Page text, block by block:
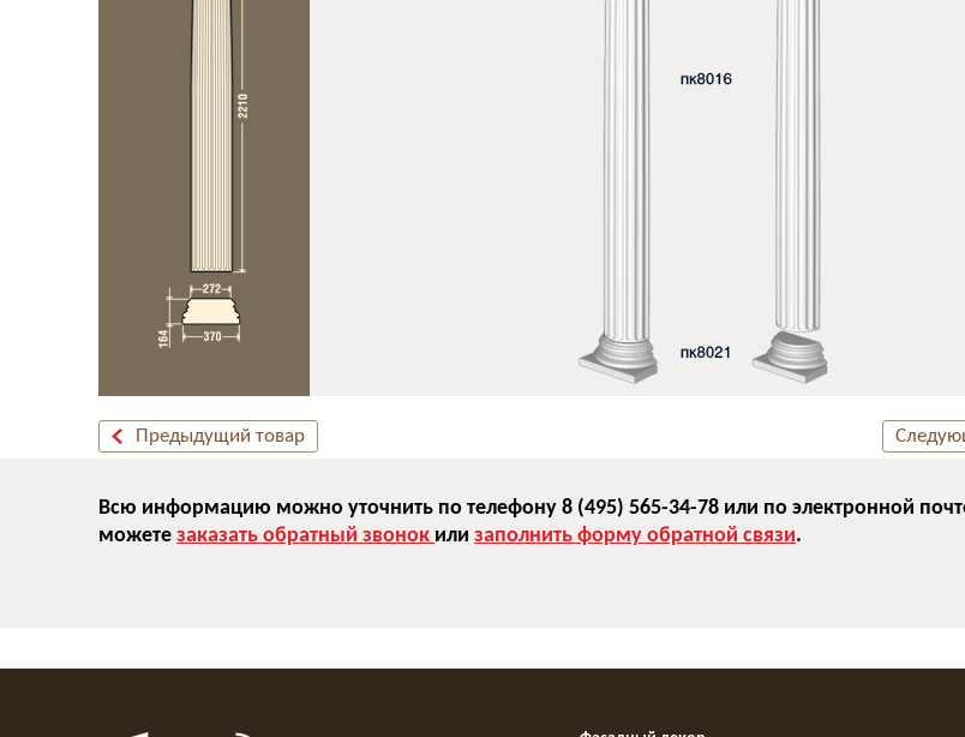
Предыдущий товар
Всю информацию можно уточнить по телефону 8 (495) 565-34-78 или по электронной
можете заказать обратный звонок или заполнить форму обратной связи.